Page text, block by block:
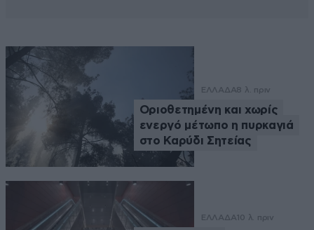
ΕΛΛΑΔΑ8 λ. πριν
Οριοθετημένη και χωρίς
ενεργό μέτωπο η πυρκαγιά
στο Καρύδι Σητείας
ΕΛΛΑΔΑ 10 λ. πριν